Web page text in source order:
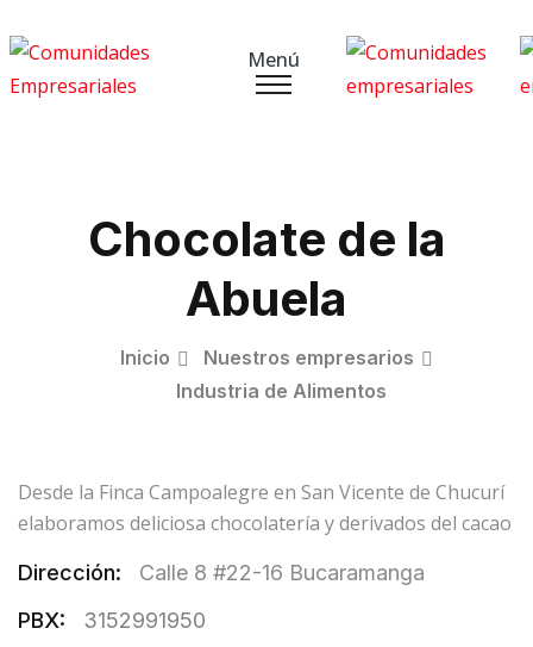
Menú
Chocolate de la
Abuela
Inicio
Nuestros empresarios
Industria de Alimentos
Desde la Finca Campoalegre en San Vicente de Chucurí
elaboramos deliciosa chocolatería y derivados del cacao
Dirección:
Calle 8 #22-16 Bucaramanga
PBX:
3152991950